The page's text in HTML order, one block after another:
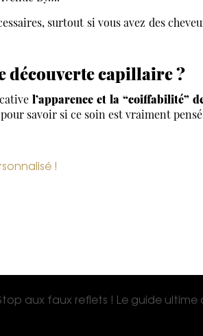
surtout si vous avez des
découverte capillaire ?
l’apparence et la “coiffabilité”
savoir si ce soin est vraiment
!
aux faux reflets ! Le guide